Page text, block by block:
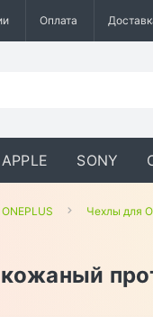
Оплата
APPLE SONY
Чехлы для